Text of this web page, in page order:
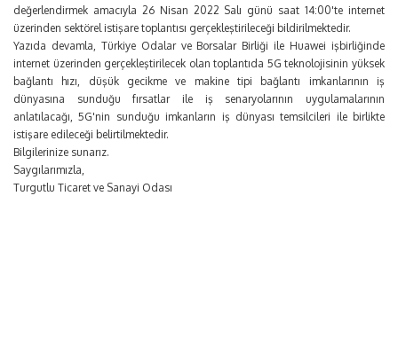
değerlendirmek amacıyla 26 Nisan 2022 Salı günü saat 14:00'te internet
üzerinden sektörel istişare toplantısı gerçekleştirileceği bildirilmektedir.
Yazıda devamla, Türkiye Odalar ve Borsalar Birliği ile Huawei işbirliğinde
internet üzerinden gerçekleştirilecek olan toplantıda 5G teknolojisinin yüksek
bağlantı hızı, düşük gecikme ve makine tipi bağlantı imkanlarının iş
dünyasına sunduğu fırsatlar ile iş senaryolarının uygulamalarının
anlatılacağı, 5G'nin sunduğu imkanların iş dünyası temsilcileri ile birlikte
istişare edileceği belirtilmektedir.
Bilgilerinize sunarız.
Saygılarımızla,
Turgutlu Ticaret ve Sanayi Odası